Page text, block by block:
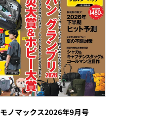
モノマックス2026年9月号